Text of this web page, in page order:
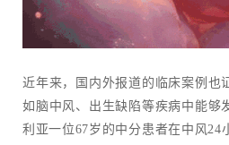
近年来，国内外报道的临床案例也
如脑中风、出生缺陷等疾病中能够
利亚一位67岁的中分患者在中风24